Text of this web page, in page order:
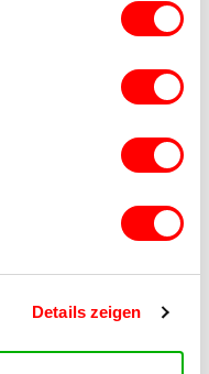
Details zeigen
KÖNNTEN